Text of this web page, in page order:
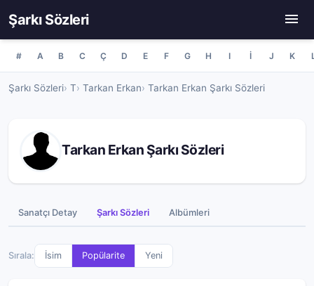
Şarkı Sözleri
# A B C Ç D E F G H I İ J K
Şarkı Sözleri T Tarkan Erkan Tarkan Erkan Şarkı Sözleri
Tarkan Erkan Şarkı Sözleri
Sanatçı Detay Şarkı Sözleri Albümleri
Sırala: İsim Popülarite Yeni